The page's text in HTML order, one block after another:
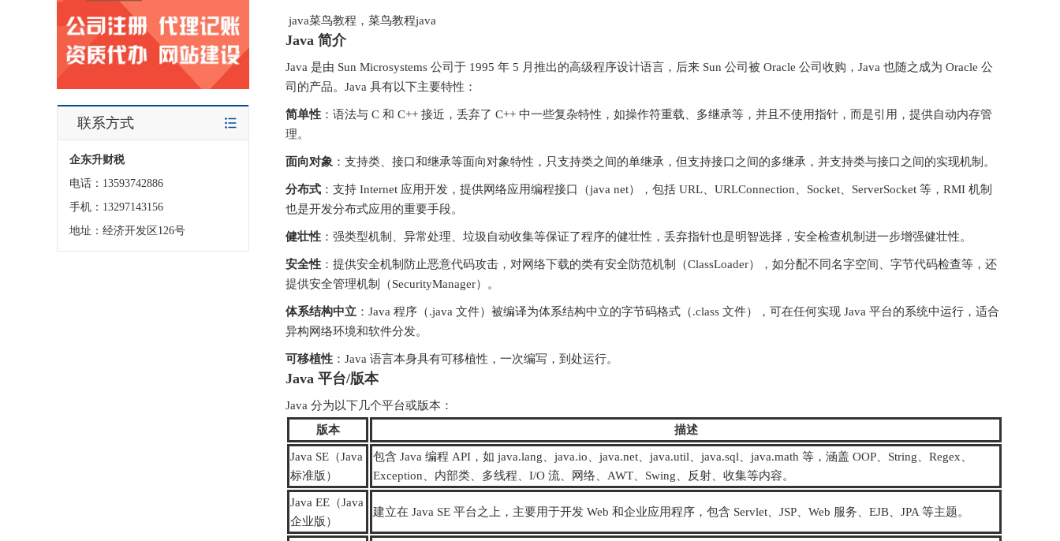
联系方式
企东升财税
电话：13593742886
手机：13297143156
地址：经济开发区126号
java菜鸟教程，菜鸟教程java
Java 简介
Java 是由 Sun Microsystems 公司于 1995 年 5 月推出的高级程序设计语言，后来 Sun 公司被 Oracle 公司收购，Java 也随之成为 Oracle 公
司的产品。Java 具有以下主要特性：
简单性 ：语法与 C 和 C++ 接近，丢弃了 C++ 中一些复杂特性，如操作符重载、多继承等，并且不使用指针，而是引用，提供自动内存管
理。
面向对象 ：支持类、接口和继承等面向对象特性，只支持类之间的单继承，但支持接口之间的多继承，并支持类与接口之间的实现机制。
分布式 ：支持 Internet 应用开发，提供网络应用编程接口（java net），包括 URL、URLConnection、Socket、ServerSocket 等，RMI 机制
也是开发分布式应用的重要手段。
健壮性 ：强类型机制、异常处理、垃圾自动收集等保证了程序的健壮性，丢弃指针也是明智选择，安全检查机制进一步增强健壮性。
安全性 ：提供安全机制防止恶意代码攻击，对网络下载的类有安全防范机制（ClassLoader），如分配不同名字空间、字节代码检查等，还
提供安全管理机制（SecurityManager）。
体系结构中立 ：Java 程序（.java 文件）被编译为体系结构中立的字节码格式（.class 文件），可在任何实现 Java 平台的系统中运行，适合
异构网络环境和软件分发。
可移植性 ：Java 语言本身具有可移植性，一次编写，到处运行。
Java 平台/版本
Java 分为以下几个平台或版本：
版本
描述
Java SE（Java
标准版）
包含 Java 编程 API，如 java.lang、java.io、java.net、java.util、java.sql、java.math 等，涵盖 OOP、String、Regex、
Exception、内部类、多线程、I/O 流、网络、AWT、Swing、反射、收集等内容。
Java EE（Java
企业版）
建立在 Java SE 平台之上，主要用于开发 Web 和企业应用程序，包含 Servlet、JSP、Web 服务、EJB、JPA 等主题。